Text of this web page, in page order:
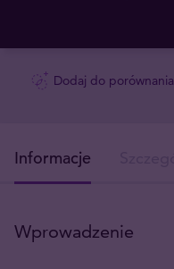
Dodaj do porównania
Informacje
Wprowadzenie